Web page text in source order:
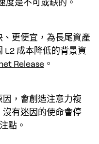
度是不可或缺的。
更便宜，為長尾資產
L2 成本降低的背景資
Release 。
，會創造注意力複
有迷因的使命會停
點。